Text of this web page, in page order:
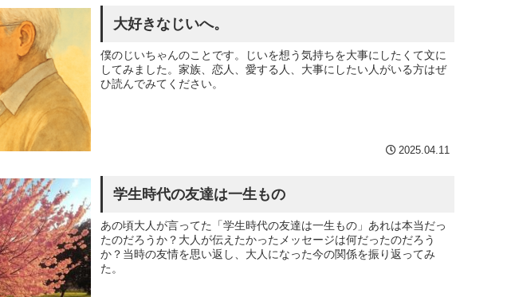
大好きなじいへ。
僕のじいちゃんのことです。じいを想う気持ちを大事にしたくて文に
してみました。家族、恋人、愛する人、大事にしたい人がいる方はぜ
ひ読んでみてください。
2025.04.11
学生時代の友達は一生もの
あの頃大人が言ってた「学生時代の友達は一生もの」あれは本当だっ
たのだろうか？大人が伝えたかったメッセージは何だったのだろう
か？当時の友情を思い返し、大人になった今の関係を振り返ってみ
た。